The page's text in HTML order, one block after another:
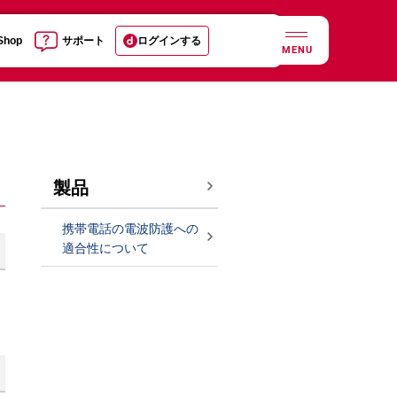
サポート ログインする
MENU
製品
携帯電話の電波防護への
適合性について